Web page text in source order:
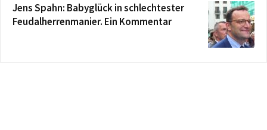
Jens Spahn: Babyglück in schlechtester
Feudalherrenmanier. Ein Kommentar